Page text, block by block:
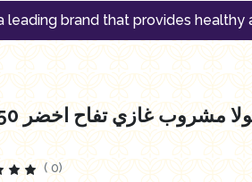
that provides healthy
( 0)